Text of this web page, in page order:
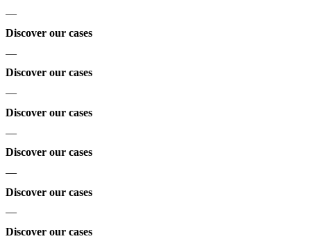
—
Discover our cases
—
Discover our cases
—
Discover our cases
—
Discover our cases
—
Discover our cases
—
Discover our cases